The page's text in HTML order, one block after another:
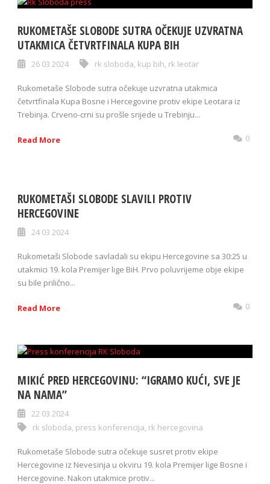
RUKOMETAŠE SLOBODE SUTRA OČEKUJE UZVRATNA
UTAKMICA ČETVRTFINALA KUPA BIH
26 03 2024 rk sloboda, kup bih, rk leotar
Rukometaše Slobode sutra očekuje uzvratna utakmica
četvrtfinala Kupa Bosne i Hercegovine protiv ekipe Leotara iz
Trebinja. Crveno-crni su prošle srijede u Trebinju...
Read More 0
RUKOMETAŠI SLOBODE SLAVILI PROTIV
HERCEGOVINE
24 03 2024
Rukometaši Slobode savladali su ekipu Hercegovine sa 30:25 u
utakmici 19. kola Premijer lige BiH. Prvo poluvrijeme obje ekipe
su bile prilično...
Read More 0
MIKIĆ PRED HERCEGOVINU: “IGRAMO KUĆI, SVE JE
NA NAMA”
22 03 2024
rk sloboda, press konferencija, rk hercegovina
Rukometaše Slobode sutra očekuje susret protiv ekipe
Hercegovine iz Nevesinja u okviru 19. kola Premijer lige Bosne i
Hercegovine. Nakon utakmice protiv...